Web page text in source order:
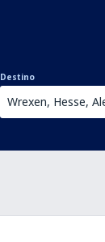
Destino